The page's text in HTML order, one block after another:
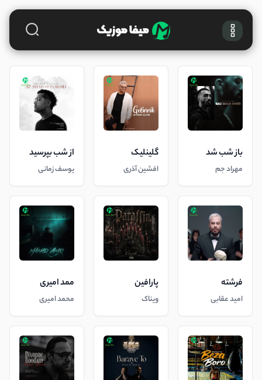
باز شب شد
مهراد جم
گلینلیک
افشین آذری
از شب بپرسید
یوسف زمانی
فرشته
امید عقابی
پارافین
ویناک
ممد امیری
محمد امیری